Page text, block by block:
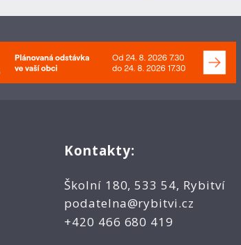
Kontakty:
Školní 180, 533 54, Rybitví
podatelna@rybitvi.cz
+420 466 680 419